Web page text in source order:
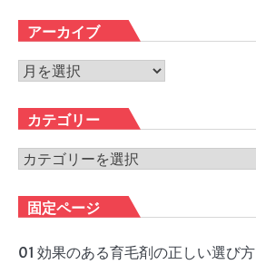
アーカイブ
ア
カ
イ
ブ
カテゴリー
カ
ゴ
リ
ー
固定ページ
01 効果のある育毛剤の正しい選び方